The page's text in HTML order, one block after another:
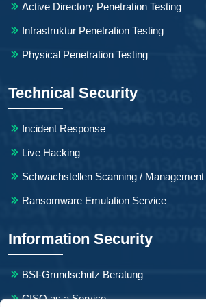
Active Directory Penetration Testing
Infrastruktur Penetration Testing
Physical Penetration Testing
Technical Security
Incident Response
Live Hacking
Schwachstellen Scanning / Management
Ransomware Emulation Service
Information Security
BSI-Grundschutz Beratung
CISO as a Service